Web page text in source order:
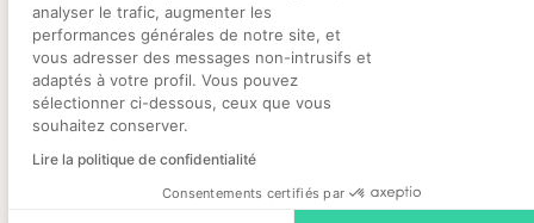
analyser le trafic, augmenter les
performances générales de notre site, et
vous adresser des messages non-intrusifs et
adaptés à votre profil. Vous pouvez
sélectionner ci-dessous, ceux que vous
souhaitez conserver.
Lire la politique de confidentialité
Consentements certifiés par
Axeptio consent
Conseil n°6 : clarifiez
politique en cas de
présentation
La bienveillance n’exclut pas la fermeté.